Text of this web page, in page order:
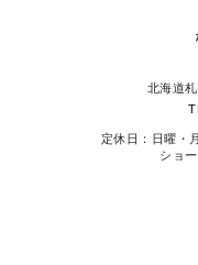
北海道
定休日：日曜・
ショ